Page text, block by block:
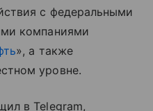
с федеральными
компаниями
», а также
уровне.
в Telegram,